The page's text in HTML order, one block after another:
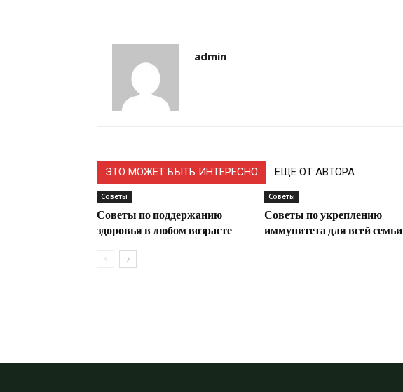
admin
ЭТО МОЖЕТ БЫТЬ ИНТЕРЕСНО ЕЩЕ ОТ АВТОРА
Советы
Советы по поддержанию
здоровья в любом возрасте
Советы
Советы по укреплению
иммунитета для всей семьи